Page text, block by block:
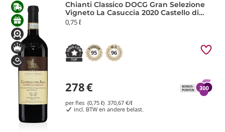
Chianti Classico DOCG Gran Selezione
Vigneto La Casuccia 2020 Castello di
Ama
0,75 ℓ
95 96
278€
per fles (0,75 ℓ) 370,67 €/ℓ
incl. BTW en andere belast.